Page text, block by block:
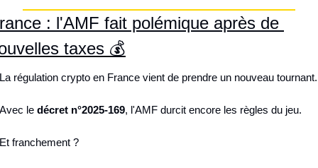
: l'AMF fait polémique après de
taxes 💰
La régulation crypto en France vient de prendre un nouveau tournant.
Avec le décret n°2025-169, l'AMF durcit encore les règles du jeu.
Et franchement ?